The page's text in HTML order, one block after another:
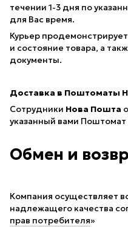
течении 1-3 дня по
для Вас время.
Курьер
и состояние товара, а
документы.
Доставка в Поштоматы
Сотрудники Нова Пошта
указанный вами Поштомат
Обмен и
Компания осуществляет
надлежащего качества
прав потребителя»